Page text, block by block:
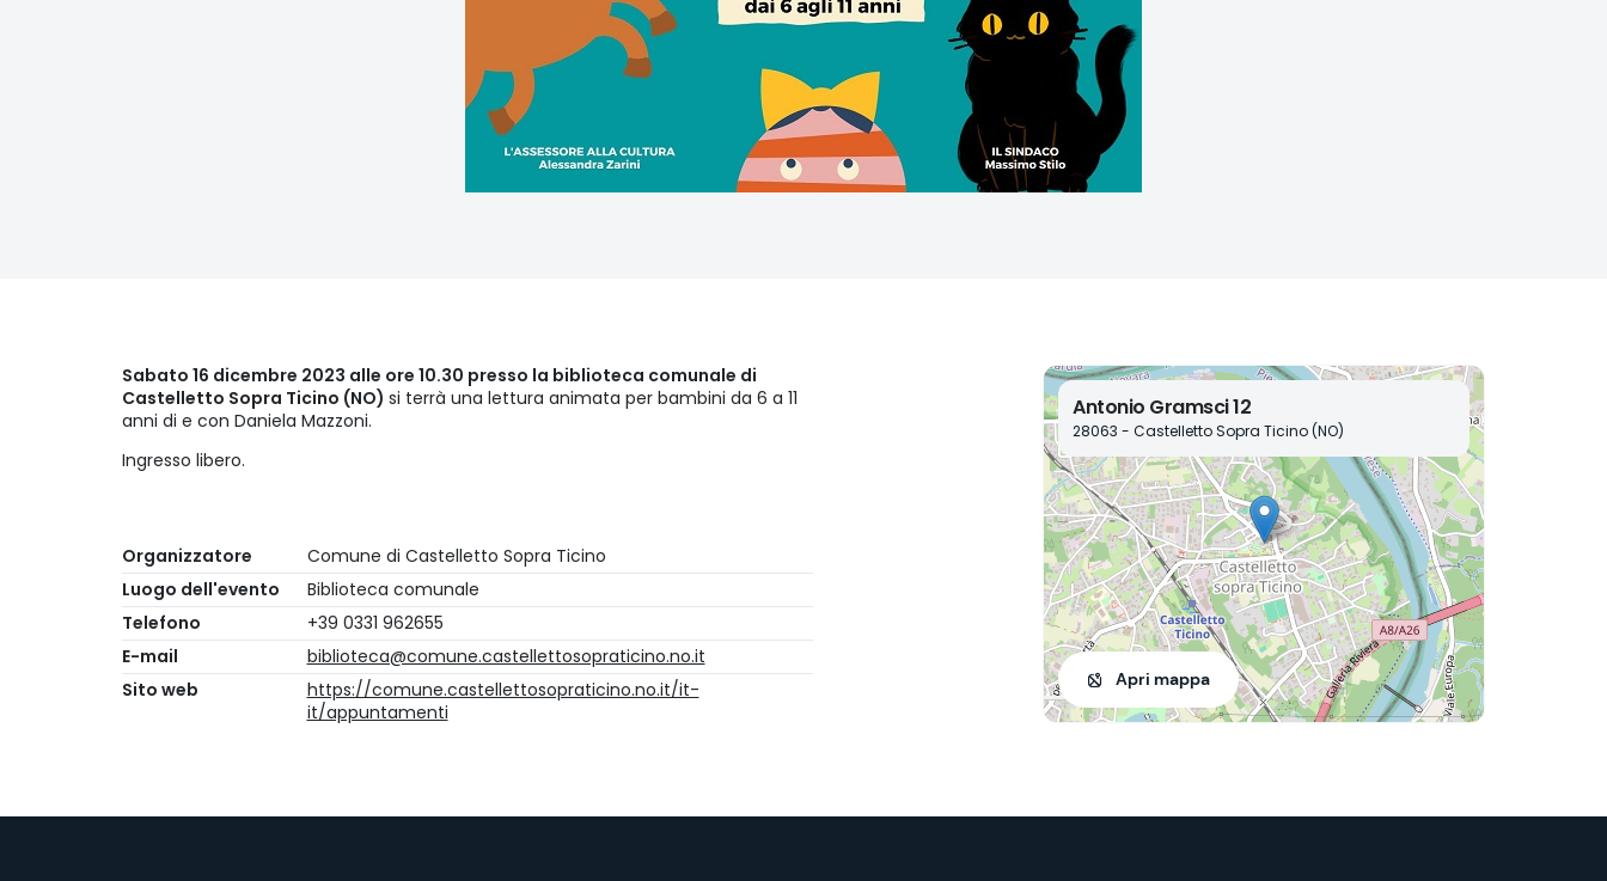
Sabato 16 dicembre 2023 alle ore 10.30 presso la biblioteca comunale di
Castelletto Sopra Ticino (NO) si terrà una lettura animata per bambini da 6 a 11
anni di e con Daniela Mazzoni.
Ingresso libero.
Organizzatore
Comune di Castelletto Sopra Ticino
Luogo dell'evento
Biblioteca comunale
Telefono
+39 0331 962655
E-mail
biblioteca@comune.castellettosopraticino.no.it
Sito web
https://comune.castellettosopraticino.no.it/it-
it/appuntamenti
Antonio Gramsci 12
28063 - Castelletto Sopra Ticino (NO)
Apri mappa